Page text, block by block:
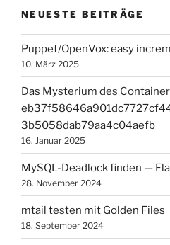
NEUESTE BEITRÄGE
Puppet/OpenVox: easy
10. März 2025
Das Mysterium des
3b5058dab79aa4c04aefb
16. Januar 2025
MySQL-Deadlock finden —
28. November 2024
mtail testen mit Golden Files
18. September 2024